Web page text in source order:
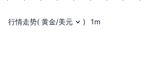
行情走势( 黄金/美元 ) 1m